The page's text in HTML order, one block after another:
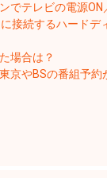
でテレビの電源
接続するハードデ
場合は？
京やBSの番組予